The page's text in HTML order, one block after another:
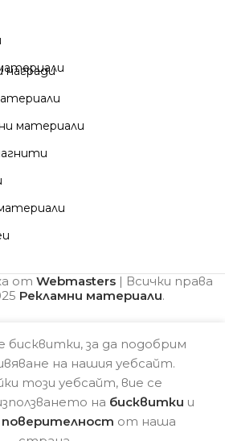
награди
материали
от Webmasters| Всички права
Рекламни материали.
бисквитки, за да подобрим
на нашия уебсайт.
този уебсайт, вие се
на бисквитки и
поверителност от наша